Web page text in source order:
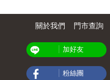
關於我們 門市查詢
加好友
粉絲團